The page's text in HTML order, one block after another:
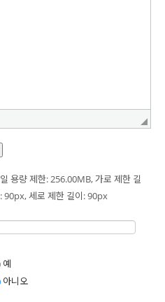
서의 소비자보호에 관한 법률)
보보호 등에 관한 법률
한 기록
비자보호에 관한 법률
의 소비자보호에 관한 법률)
비자보호에 관한 법률
용량 제한: 256.00MB, 가로 제한 길
90px, 세로 제한 길이: 90px
예
아니오